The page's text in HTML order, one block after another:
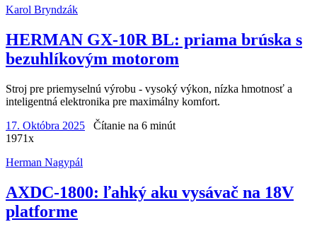
Karol Bryndzák
HERMAN GX-10R BL: priama brúska s
bezuhlíkovým motorom
Stroj pre priemyselnú výrobu - vysoký výkon, nízka hmotnosť a
inteligentná elektronika pre maximálny komfort.
17. Októbra 2025
Čítanie na 6 minút
1971x
Herman Nagypál
AXDC-1800: ľahký aku vysávač na 18V
platforme